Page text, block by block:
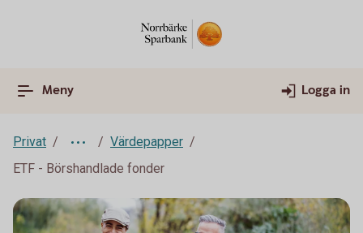
Meny Logga in
Privat
Värdepapper
ETF - Börshandlade fonder